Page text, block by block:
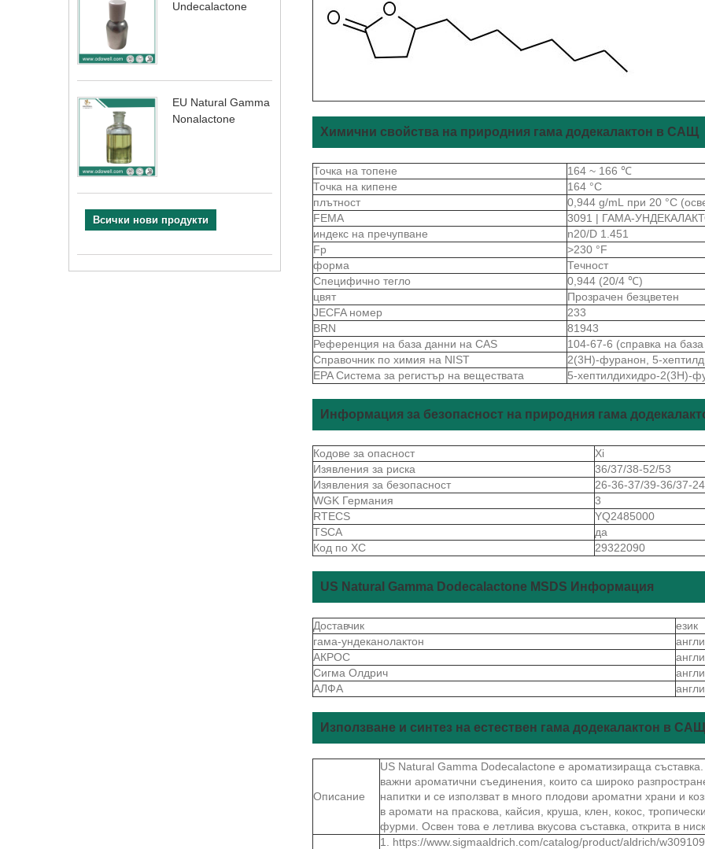
Undecalactone
EU Natural Gamma
Nonalactone
Всички нови продукти
Химични свойства на природния гама додекалактон в САЩ
Точка на топене
164 ~ 166 ℃
Точка на кипене
164 °C
плътност
0,944 g/mL при 20 °C
FEMA
3091 | ГАМА-
индекс на пречупване
n20/D 1.451
Fp
>230 °F
форма
Течност
Специфично тегло
0,944 (20/4 ℃)
цвят
Прозрачен безцветен
JECFA номер
233
BRN
81943
Референция на база данни на CAS
104-67-6 (справка на
Справочник по химия на NIST
2(3Н)-фуранон, 5-
EPA Система за регистър на веществата
5-хептилдихидро-2(3Н)-
Информация за безопасност на природния гама
Кодове за опасност
Xi
Изявления за риска
36/37/38-52/53
Изявления за безопасност
26-36-37/39-36/37-
WGK Германия
3
RTECS
YQ2485000
TSCA
да
Код по ХС
29322090
US Natural Gamma Dodecalactone MSDS Информация
Доставчик
език
гама-ундеканолактон
АКРОС
Сигма Олдрич
АЛФА
Използване и синтез на естествен гама додекалактон в САЩ
Описание
US Natural Gamma Dodecalactone е ароматизираща
важни ароматични съединения, които са широко
напитки и се използват в много плодови ароматни храни и
в аромати на праскова, кайсия, круша, клен, кокос,
фурми. Освен това е летлива вкусова съставка, открита в
1. https://www.sigmaaldrich.com/catalog/product/aldrich/